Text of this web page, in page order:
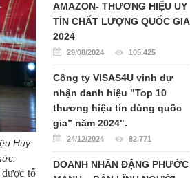
Huy
tổ
AMAZON- THƯƠNG HIỆU UY
TÍN CHẤT LƯỢNG QUỐC GIA
2024
29/08/2024 105.425
Công ty VISAS4U vinh dự
nhận danh hiệu "Top 10
thương hiệu tin dùng quốc
gia” năm 2024".
24/12/2024 82.771
DOANH NHÂN ĐẶNG PHƯỚC